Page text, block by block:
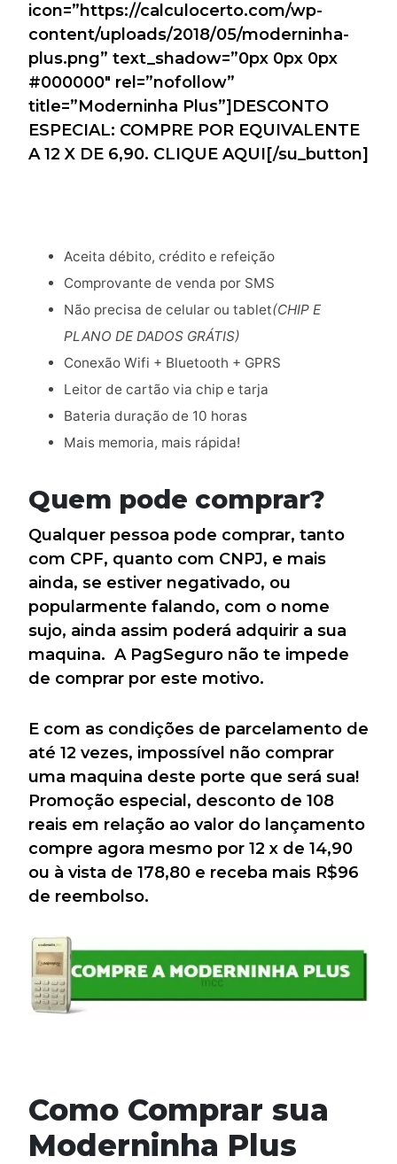
icon=”https://calculocerto.com/wp-
content/uploads/2018/05/moderninha-
plus.png” text_shadow=”0px 0px 0px
#000000″ rel=”nofollow”
title=”Moderninha Plus”]DESCONTO
ESPECIAL: COMPRE POR EQUIVALENTE
A 12 X DE 6,90. CLIQUE AQUI[/su_button]
Aceita débito, crédito e refeição
Comprovante de venda por SMS
Não precisa de celular ou tablet(CHIP E
PLANO DE DADOS GRÁTIS)
Conexão Wifi + Bluetooth + GPRS
Leitor de cartão via chip e tarja
Bateria duração de 10 horas
Mais memoria, mais rápida!
Quem pode comprar?
Qualquer pessoa pode comprar, tanto
com CPF, quanto com CNPJ, e mais
ainda, se estiver negativado, ou
popularmente falando, com o nome
sujo, ainda assim poderá adquirir a sua
maquina. A PagSeguro não te impede
de comprar por este motivo.
E com as condições de parcelamento de
até 12 vezes, impossível não comprar
uma maquina deste porte que será sua!
Promoção especial, desconto de 108
reais em relação ao valor do lançamento
compre agora mesmo por 12 x de 14,90
ou à vista de 178,80 e receba mais R$96
de reembolso.
Como Comprar sua
Moderninha Plus